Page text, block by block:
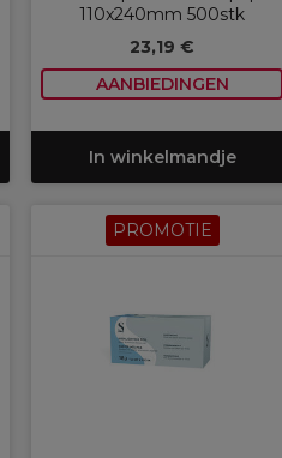
110x240mm 500stk
23,19 €
AANBIEDINGEN
In winkelmandje
PROMOTIE